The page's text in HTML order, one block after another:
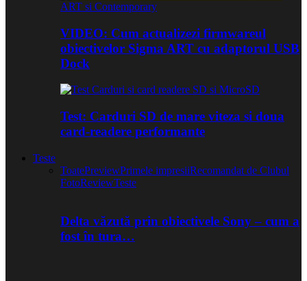
VIDEO: Cum actualizezi firmwareul
obiectivelor Sigma ART cu adaptorul USB
Dock
Test: Carduri SD de mare viteza si doua
card-readere performante
Teste
ToatePreviewPrimele impresiiRecomandat de Clubul
FotoReviewTeste
Delta văzută prin obiectivele Sony – cum a
fost în tura…